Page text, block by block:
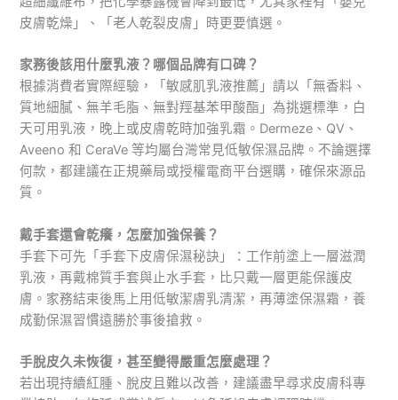
皮膚乾燥」、「老人乾裂皮膚」時更要慎選。
家務後該用什麼乳液？哪個品牌有口碑？
根據消費者實際經驗，「敏感肌乳液推薦」請以「無香料、
質地細膩、無羊毛脂、無對羥基苯甲酸酯」為挑選標準，白
天可用乳液，晚上或皮膚乾時加強乳霜。Dermeze、QV、
Aveeno 和 CeraVe 等均屬台灣常見低敏保濕品牌。不論選擇
何款，都建議在正規藥局或授權電商平台選購，確保來源品
質。
戴手套還會乾癢，怎麼加強保養？
手套下可先「手套下皮膚保濕秘訣」：工作前塗上一層滋潤
乳液，再戴棉質手套與止水手套，比只戴一層更能保護皮
膚。家務結束後馬上用低敏潔膚乳清潔，再薄塗保濕霜，養
成勤保濕習慣遠勝於事後搶救。
手脫皮久未恢復，甚至變得嚴重怎麼處理？
若出現持續紅腫、脫皮且難以改善，建議盡早尋求皮膚科專